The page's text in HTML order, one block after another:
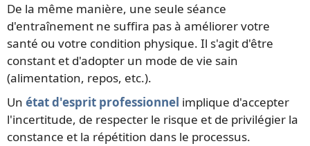
De la même manière, une seule séance
d'entraînement ne suffira pas à améliorer votre
santé ou votre condition physique. Il s'agit d'être
constant et d'adopter un mode de vie sain
(alimentation, repos, etc.).
Un état d'esprit professionnel implique d'accepter
l'incertitude, de respecter le risque et de privilégier la
constance et la répétition dans le processus.